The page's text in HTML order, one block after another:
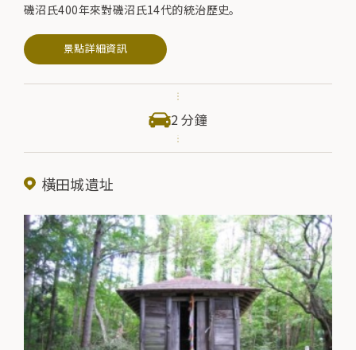
磯沼氏400年來對磯沼氏14代的統治歷史。
景點詳細資訊
2 分鐘
橫田城遺址